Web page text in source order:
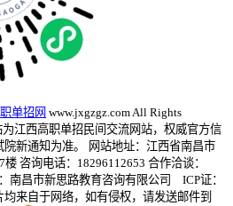
单招网 www.jxgzgz.com All Rights
为江西高职单招民间交流网站，权威官方信
新通知为准。
网站地址：江西省南昌市
咨询电话：18296112653 合作洽谈：
南昌市新思路教育咨询有限公司 ICP证：
均来自于网络，如有侵权，请发送邮件到